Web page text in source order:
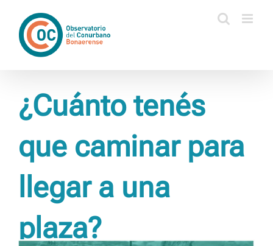
contenido
¿Cuánto tenés
que caminar para
llegar a una
plaza?